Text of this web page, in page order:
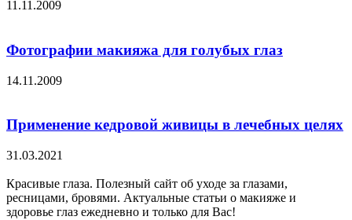
11.11.2009
Фотографии макияжа для голубых глаз
14.11.2009
Применение кедровой живицы в лечебных целях
31.03.2021
Красивые глаза. Полезный сайт об уходе за глазами,
ресницами, бровями. Актуальные статьи о макияже и
здоровье глаз ежедневно и только для Вас!